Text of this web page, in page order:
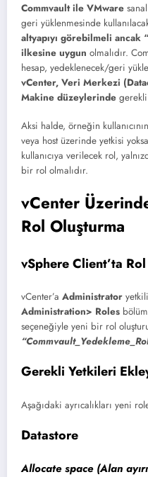
Commvault ile VMware
geri yüklenmesinde
altyapıyı görebilmeli
ilkesine uygun olmalıdır.
hesap, yedeklenecek/geri
vCenter, Veri Merkezi
Makine düzeylerinde
Aksi halde, örneğin
veya host üzerinde yetkisi
kullanıcıya verilecek rol,
bir rol olmalıdır.
vCenter
Rol Oluşturma
vSphere Client’ta
vCenter’a Administrator
Administration> Roles
seçeneğiyle yeni bir rol
Gerekli Yetkileri
Aşağıdaki ayrıcalıkları yeni
Datastore
Allocate space (Alan